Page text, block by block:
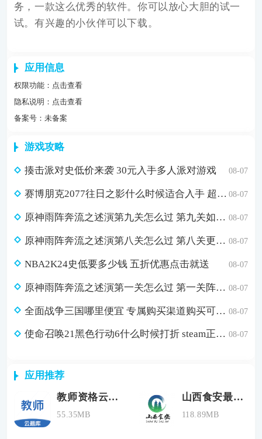
务，一款这么优秀的软件。你可以放心大胆的试一
试。有兴趣的小伙伴可以下载。
应用信息
权限功能： 点击查看
隐私说明： 点击查看
备案号：未备案
游戏攻略
揍击派对史低价来袭 30元入手多人派对游戏 08-07
赛博朋克2077往日之影什么时候适合入手 超值折扣98元入手方法介绍 08-07
原神雨阵奔流之述演第九关怎么过 第九关如从山间落下的雨滴通关攻略 08-07
原神雨阵奔流之述演第八关怎么过 第八关更多火力更少损伤通关攻略 08-07
NBA2K24史低要多少钱 五折优惠点击就送 08-07
原神雨阵奔流之述演第一关怎么过 第一关阵线的形成通关攻略 08-07
全面战争三国哪里便宜 专属购买渠道购买可省179元 08-07
使命召唤21黑色行动6什么时候打折 steam正版游戏低价购买渠道分享 08-07
应用推荐
教师资格云题库
55.35MB
山西食安最新版
118.89MB